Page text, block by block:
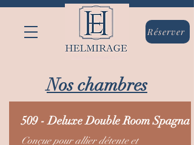
Réserver
Nos chambres
509 - Deluxe Double Room Spagna
Conçue pour allier détente et